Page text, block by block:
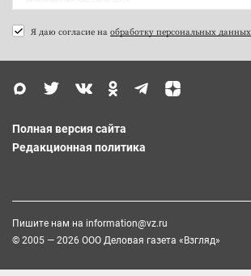
Я даю согласие на обработку персональных данных
Полная версия сайта
Редакционная политика
Пишите нам на information@vz.ru
© 2005 — 2026 ООО Деловая газета «Взгляд»